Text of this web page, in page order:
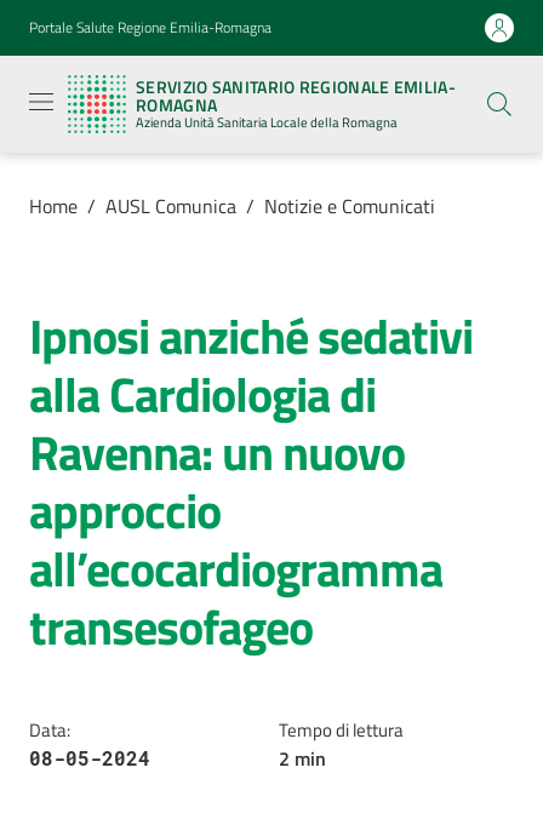
Vai al contenuto
Vai alla navigazione
Vai al footer
Portale Salute Regione Emilia-Romagna
SERVIZIO SANITARIO REGIONALE EMILIA-
ROMAGNA
Azienda Unità Sanitaria Locale della Romagna
Sanitario
Regionale
Emilia-
Romagna
Azienda
Sanitaria
Locale della
Azienda
Servizi
Luoghi
di
cura
AUSL
Comunica
Home / AUSL Comunica / Notizie e Comunicati
Salta al contenuto
Ipnosi anziché sedativi
alla Cardiologia di
Ravenna: un nuovo
approccio
all’ecocardiogramma
transesofageo
Data:
08-05-2024
Tempo di lettura
2 min